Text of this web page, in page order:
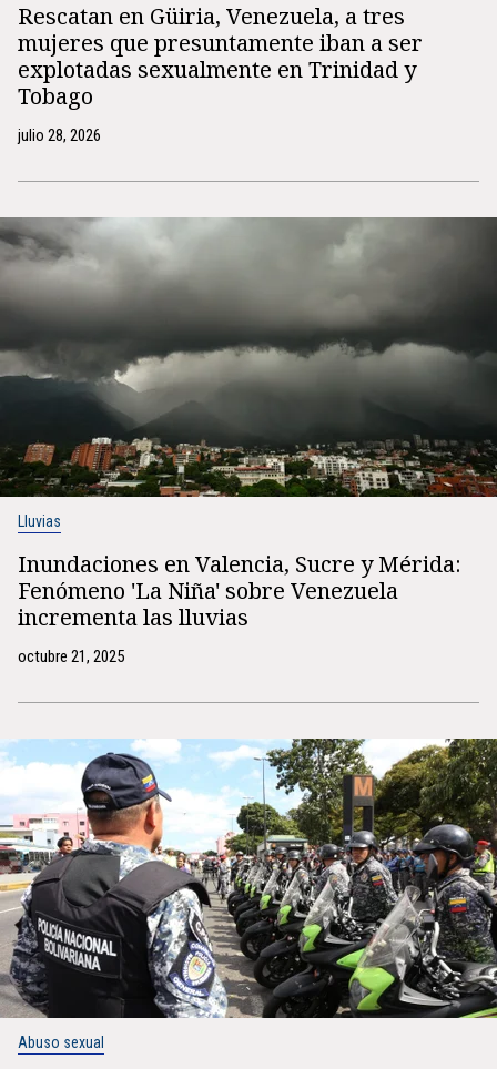
Rescatan en Güiria, Venezuela, a tres
mujeres que presuntamente iban a ser
explotadas sexualmente en Trinidad y
Tobago
julio 28, 2026
Lluvias
Inundaciones en Valencia, Sucre y Mérida:
Fenómeno 'La Niña' sobre Venezuela
incrementa las lluvias
octubre 21, 2025
Abuso sexual